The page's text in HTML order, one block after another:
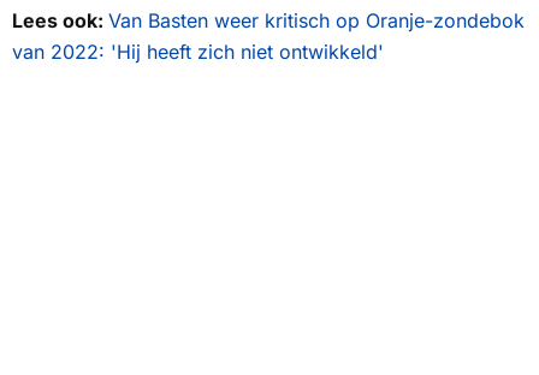
Lees ook: Van Basten weer kritisch op Oranje-zondebok
van 2022: 'Hij heeft zich niet ontwikkeld'